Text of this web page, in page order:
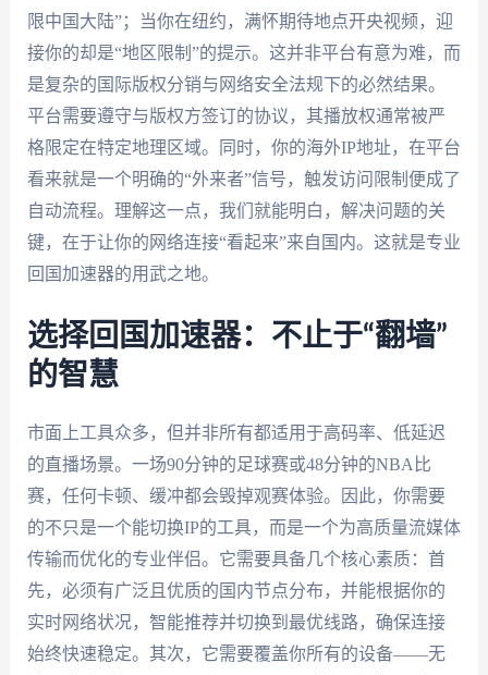
限中国大陆”；当你在纽约，满怀期待地点开央视频，迎
接你的却是“地区限制”的提示。这并非平台有意为难，而
是复杂的国际版权分销与网络安全法规下的必然结果。
平台需要遵守与版权方签订的协议，其播放权通常被严
格限定在特定地理区域。同时，你的海外IP地址，在平台
看来就是一个明确的“外来者”信号，触发访问限制便成了
自动流程。理解这一点，我们就能明白，解决问题的关
键，在于让你的网络连接“看起来”来自国内。这就是专业
回国加速器的用武之地。
选择回国加速器：不止于“翻墙”
的智慧
市面上工具众多，但并非所有都适用于高码率、低延迟
的直播场景。一场90分钟的足球赛或48分钟的NBA比
赛，任何卡顿、缓冲都会毁掉观赛体验。因此，你需要
的不只是一个能切换IP的工具，而是一个为高质量流媒体
传输而优化的专业伴侣。它需要具备几个核心素质：首
先，必须有广泛且优质的国内节点分布，并能根据你的
实时网络状况，智能推荐并切换到最优线路，确保连接
始终快速稳定。其次，它需要覆盖你所有的设备——无